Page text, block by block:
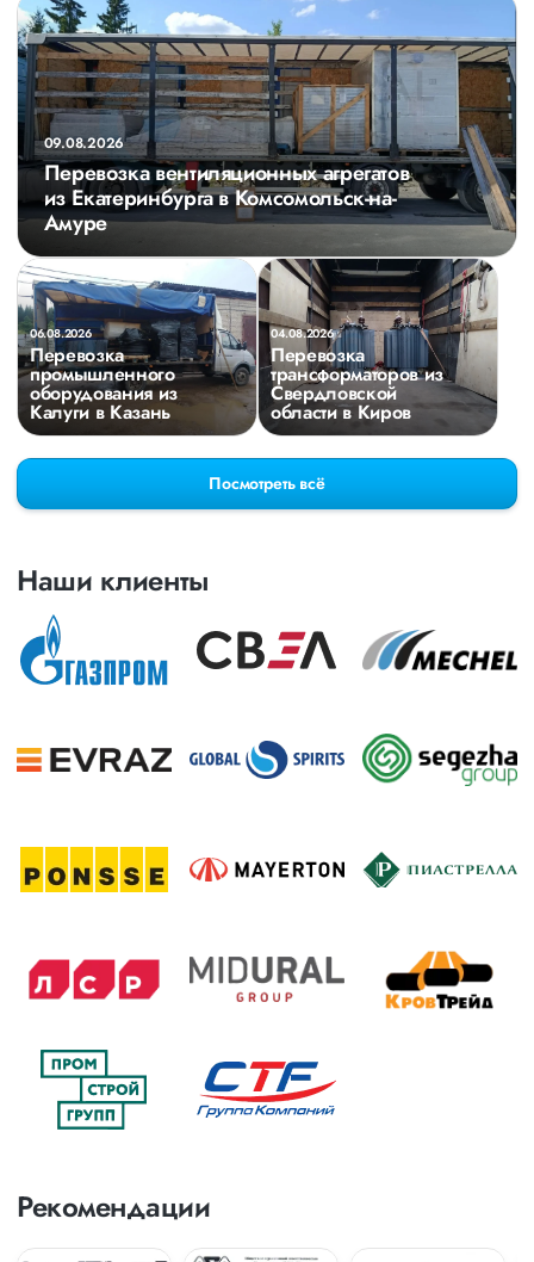
09.08.2026
Перевозка вентиляционных агрегатов
из Екатеринбурга в Комсомольск-на-
Амуре
06.08.2026
Перевозка
промышленного
оборудования из
Калуги в Казань
04.08.2026
Перевозка
трансформаторов из
Свердловской
области в Киров
Посмотреть всё
Наши клиенты
Рекомендации